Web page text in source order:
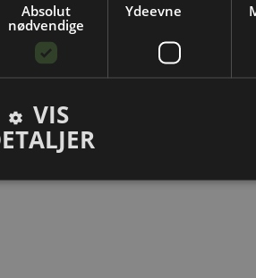
Absolut
nødvendige
Ydeevne
VIS